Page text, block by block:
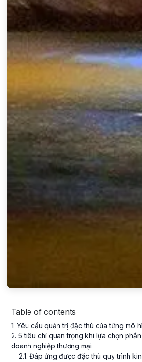
Table of contents
1. Yêu cầu quản trị đặc thù của từng mô
2. 5 tiêu chí quan trọng khi lựa chọn
doanh nghiệp thương mại
2.1. Đáp ứng được đặc thù quy trình